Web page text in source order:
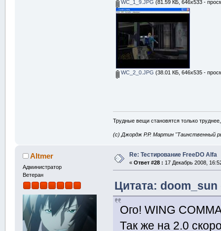
WC_1_9.JPG (81.59 КБ, 646x533 -
WC_2_0.JPG (38.01 КБ, 646x535 -
Трудные вещи становятся только
(с) Джордж Р.Р. Мартин "Таинственный
Altmer
Администратор
Ветеран
Re: Тестирование FreeDO Alfa
« Ответ #28 : 17 Декабрь 2008,
Цитата: doom_sun
Ого! WING
Так же на 2.0